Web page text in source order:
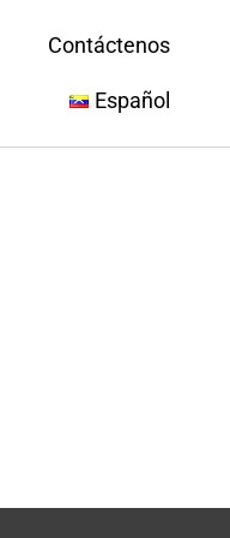
Contáctenos
Español